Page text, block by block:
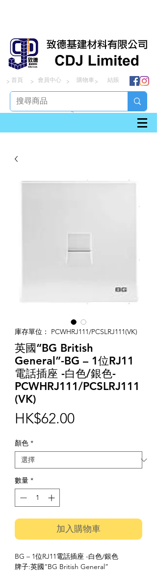
> > > >
首頁 會員中心 購物車 結賬
庫存單位： PCWHRJ111/PCSLRJ111(VK)
英國“BG British
General”-BG – 1位RJ11
電話插座 -白色/銀色-
PCWHRJ111/PCSLRJ111
(VK)
HK$62.00價
顏色 *
數量 *
加入購物車
BG – 1位RJ11電話插座 -白色/銀色
牌子:英國“BG British General”